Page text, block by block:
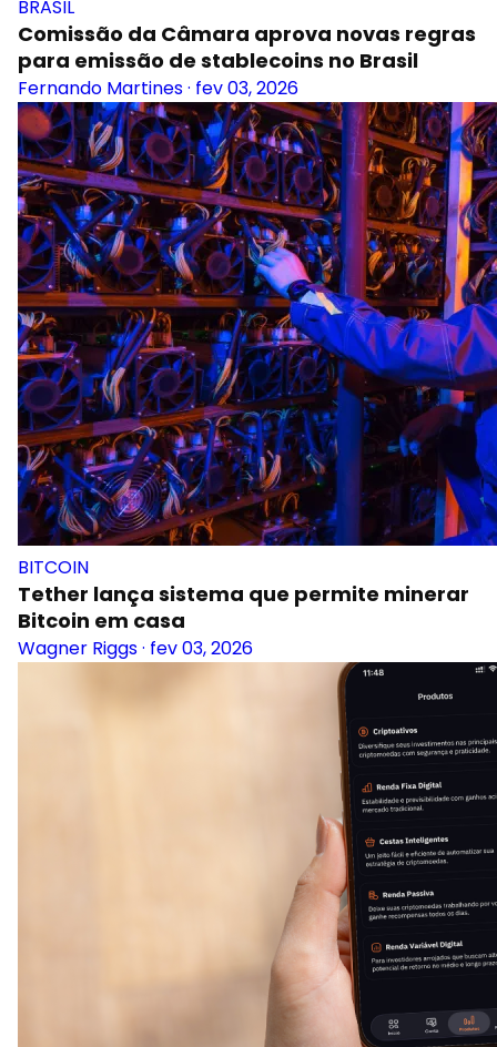
BRASIL
Comissão da Câmara aprova novas regras
para emissão de stablecoins no Brasil
Fernando Martines· fev 03, 2026
BITCOIN
Tether lança sistema que permite minerar
Bitcoin em casa
Wagner Riggs· fev 03, 2026